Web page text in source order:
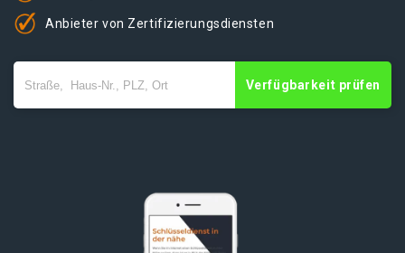
Anbieter von Zertifizierungsdiensten
Verfügbarkeit prüfen